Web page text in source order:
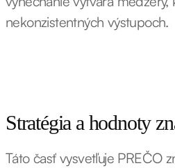
nekonzistentných výstupoch.
Stratégia a hodnoty
Táto časť vysvetľuje PREČO